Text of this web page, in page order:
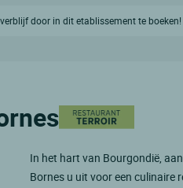
door in dit etablissement te boeken!
In het hart van Bourgondië,
Bornes u uit voor een culinaire